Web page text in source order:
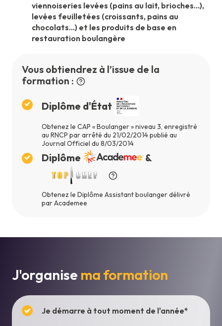
viennoiseries levées (pains au lait, brioches…),
levées feuilletées (croissants, pains au
chocolats…) et les produits de base en
restauration boulangère
Vous obtiendrez à l’issue de la
formation :
Diplôme d'État
Obtenez le CAP « Boulanger » niveau 3, enregistré
au RNCP par arrêté du 21/02/2014 publié au
Journal Officiel du 8/03/2014
Diplôme &
Obtenez le Diplôme Assistant boulanger délivré
par Academee
J'organise ma formation
Je démarre à tout moment de l'année*